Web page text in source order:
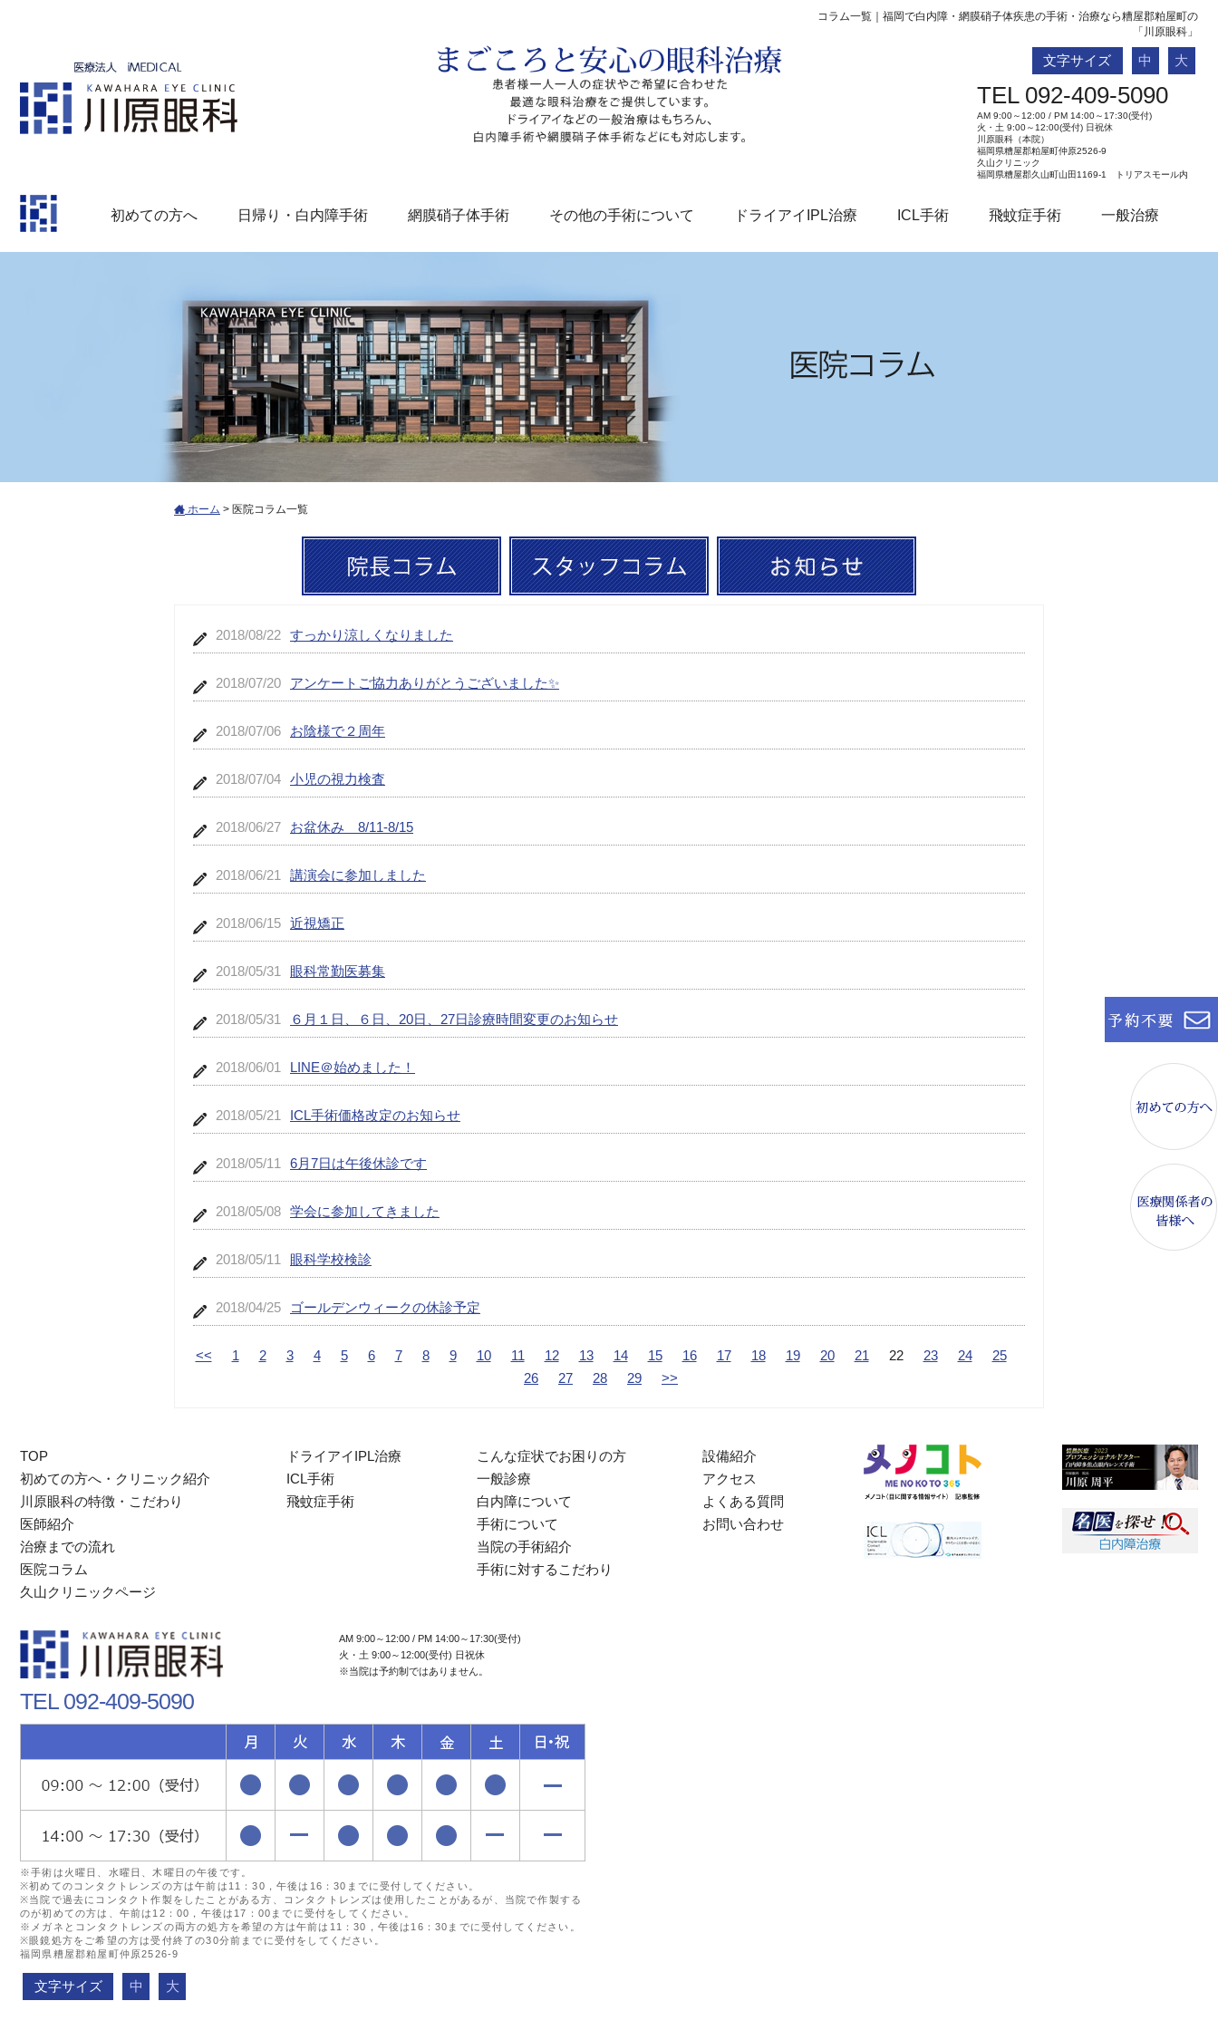
コラム一覧｜福岡で白内障・網膜硝子体疾患の手術・治療なら糟屋郡粕屋町の
「川原眼科」
文字サイズ 中 大
TEL 092-409-5090
AM 9:00～12:00 / PM 14:00～17:30(受付)
火・土 9:00～12:00(受付) 日祝休
川原眼科（本院）
福岡県糟屋郡粕屋町仲原2526-9
久山クリニック
福岡県糟屋郡久山町山田1169-1 トリアスモール内
初めての方へ 日帰り・白内障手術 網膜硝子体手術 その他の手術について ドライアイIPL治療 ICL手術 飛蚊症手術 一般治療
ホーム > 医院コラム一覧
2018/08/22 すっかり涼しくなりました
2018/07/20 アンケートご協力ありがとうございました✨
2018/07/06 お陰様で２周年
2018/07/04 小児の視力検査
2018/06/27 お盆休み 8/11-8/15
2018/06/21 講演会に参加しました
2018/06/15 近視矯正
2018/05/31 眼科常勤医募集
2018/05/31 ６月１日、６日、20日、27日診療時間変更のお知らせ
2018/06/01 LINE＠始めました！
2018/05/21 ICL手術価格改定のお知らせ
2018/05/11 6月7日は午後休診です
2018/05/08 学会に参加してきました
2018/05/11 眼科学校検診
2018/04/25 ゴールデンウィークの休診予定
<< 1 2 3 4 5 6 7 8 9 10 11 12 13 14 15 16 17 18 19 20 21 22 23 24
25
26
27 28 29 >>
TOP
初めての方へ・クリニック紹介
川原眼科の特徴・こだわり
医師紹介
治療までの流れ
医院コラム
久山クリニックページ
ドライアイIPL治療
ICL手術
飛蚊症手術
こんな症状でお困りの方
一般診療
白内障について
手術について
当院の手術紹介
手術に対するこだわり
設備紹介
アクセス
よくある質問
お問い合わせ
TEL 092-409-5090
AM 9:00～12:00 / PM 14:00～17:30(受付)
火・土 9:00～12:00(受付) 日祝休
※当院は予約制ではありません。
※手術は火曜日、水曜日、木曜日の午後です。
※初めてのコンタクトレンズの方は午前は11：30，午後は16：30までに受付してください。
※当院で過去にコンタクト作製をしたことがある方、コンタクトレンズは使用したことがあるが、当院で作製する
のが初めての方は、午前は12：00，午後は17：00までに受付をしてください。
※メガネとコンタクトレンズの両方の処方を希望の方は午前は11：30，午後は16：30までに受付してください。
※眼鏡処方をご希望の方は受付終了の30分前までに受付をしてください。
福岡県糟屋郡粕屋町仲原2526-9
文字サイズ 中 大